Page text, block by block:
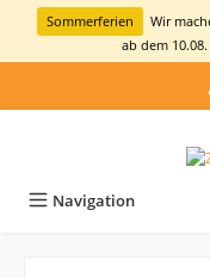
springen
Sommerferien
Wir
ab dem
Navigation